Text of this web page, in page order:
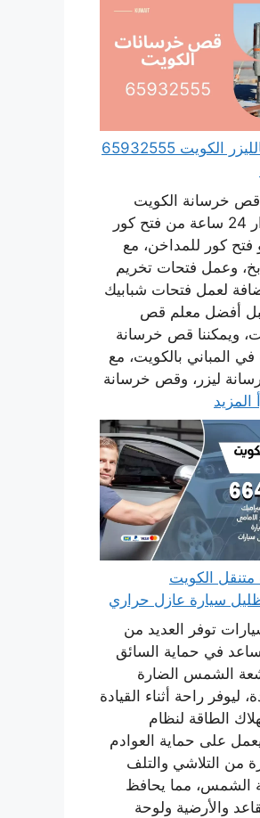
قص خرسانه بالليزر الكويت 65932555
خرسانة الكويت
متاحة على مدار 24 ساعة من فتح كور
فتح كور للمداخن، مع
وعمل فتحات تخريم
لعمل فتحات شبابيك
أفضل معلم قص
ويمكننا قص خرسانة
المباني بالكويت، مع
ليزر، وقص خرسانة
المزيد
الكويت
توفر العديد من
في حماية السائق
الشمس الضارة
ليوفر راحة أثناء القيادة
الطاقة لنظام
على حماية العوادم
من التلاشي والتلف
الشمس، مما يحافظ
والأرضية ولوحة